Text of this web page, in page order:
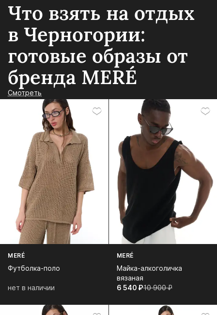
Что взять на отдых
в Черногории:
готовые образы от
бренда MERÉ
Смотреть
MERÉ
Футболка-поло
нет в наличии
MERÉ
Майка-алкоголичка
вязаная
6 540⁠ ⁠₽10 900⁠ ⁠₽